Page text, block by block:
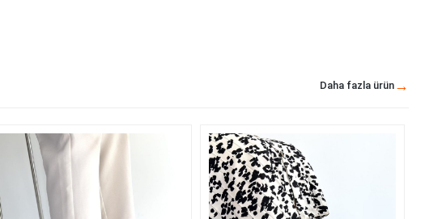
Daha fazla ürün